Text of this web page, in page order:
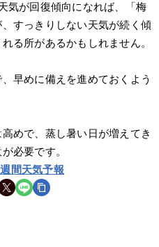
気が回復傾向になれば、「梅
すっきりしない天気が続く傾
る所があるかもしれません。
早めに備えを進めておくよう
めで、蒸し暑い日が増えてき
必要です。
間天気予報